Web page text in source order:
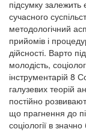
підсумку залежить
сучасного
методологічний
прийомів і
дійсності. Варто
молодість,
інструментарій 8
галузевих теорій
постійно
що прагнення до
соціології в